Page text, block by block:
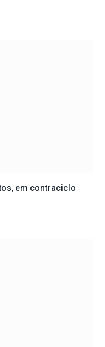
em contraciclo